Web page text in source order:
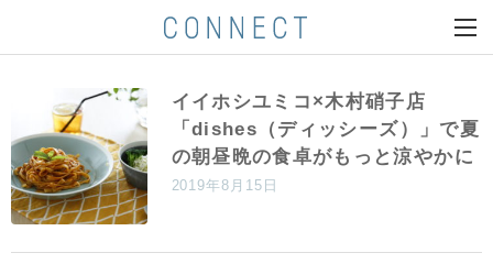
イイホシユミコ×木村硝子店
「dishes（ディッシーズ）」で夏
の朝昼晩の食卓がもっと涼やかに
2019年8月15日